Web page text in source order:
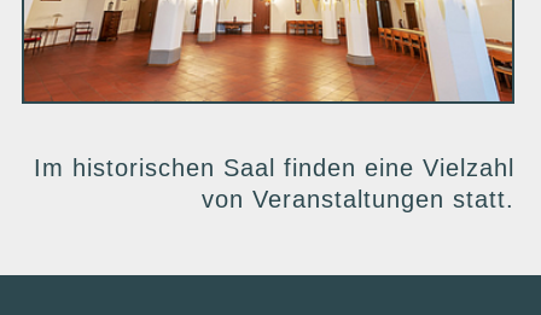
Im historischen Saal finden eine Vielzahl
von Veranstaltungen statt.